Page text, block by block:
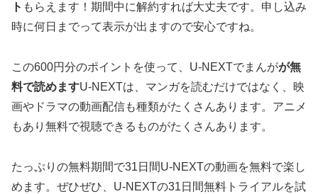
ト もらえます！期間中に解約すれば大丈夫です。申し込み
時に何日までって表示が出ますので安心ですね。
この600円分のポイントを使って、U-NEXTでまんがが無
料で読めますU-NEXTは、マンガを読むだけではなく、映
画やドラマの動画配信も種類がたくさんあります。アニメ
もあり無料で視聴できるものがたくさんあります。
たっぷりの無料期間で31日間U-NEXTの動画を無料で楽し
めます。ぜひぜひ、U-NEXTの31日間無料トライアルを試